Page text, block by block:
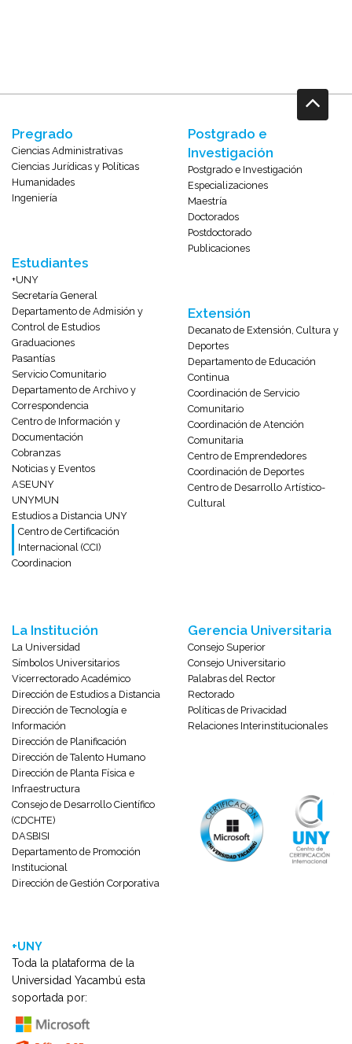
Pregrado
Ciencias Administrativas
Ciencias Jurídicas y Políticas
Humanidades
Ingeniería
Estudiantes
+UNY
Secretaría General
Departamento de Admisión y
Control de Estudios
Graduaciones
Pasantías
Servicio Comunitario
Departamento de Archivo y
Correspondencia
Centro de Información y
Documentación
Cobranzas
Noticias y Eventos
ASEUNY
UNYMUN
Estudios a Distancia UNY
Centro de Certificación
Internacional (CCI)
Coordinacion
Postgrado e
Investigación
Postgrado e Investigación
Especializaciones
Maestría
Doctorados
Postdoctorado
Publicaciones
Extensión
Decanato de Extensión, Cultura y
Deportes
Departamento de Educación
Continua
Coordinación de Servicio
Comunitario
Coordinación de Atención
Comunitaria
Centro de Emprendedores
Coordinación de Deportes
Centro de Desarrollo Artístico-
Cultural
La Institución
La Universidad
Símbolos Universitarios
Vicerrectorado Académico
Dirección de Estudios a Distancia
Dirección de Tecnología e
Información
Dirección de Planificación
Dirección de Talento Humano
Dirección de Planta Física e
Infraestructura
Consejo de Desarrollo Científico
(CDCHTE)
DASBISI
Departamento de Promoción
Institucional
Dirección de Gestión Corporativa
+UNY
Toda la plataforma de la
Universidad Yacambú esta
soportada por:
Gerencia Universitaria
Consejo Superior
Consejo Universitario
Palabras del Rector
Rectorado
Políticas de Privacidad
Relaciones Interinstitucionales